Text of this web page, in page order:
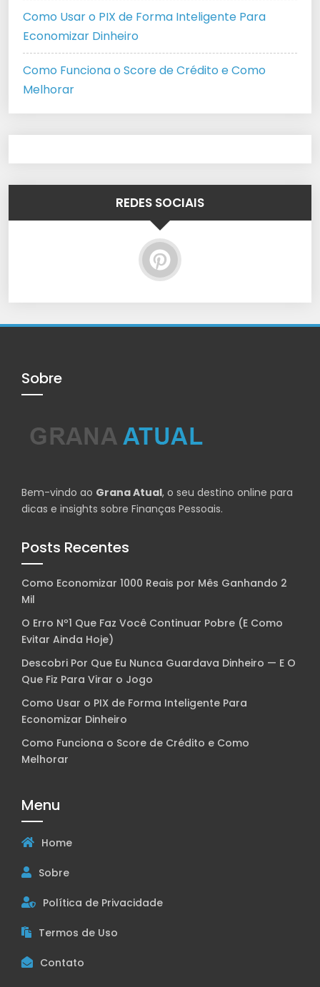
Como Usar o PIX de Forma Inteligente Para
Economizar Dinheiro
Como Funciona o Score de Crédito e Como
Melhorar
REDES SOCIAIS
Sobre
Bem-vindo ao Grana Atual, o seu destino online para
dicas e insights sobre Finanças Pessoais.
Posts Recentes
Como Economizar 1000 Reais por Mês Ganhando 2
Mil
O Erro Nº1 Que Faz Você Continuar Pobre (E Como
Evitar Ainda Hoje)
Descobri Por Que Eu Nunca Guardava Dinheiro — E O
Que Fiz Para Virar o Jogo
Como Usar o PIX de Forma Inteligente Para
Economizar Dinheiro
Como Funciona o Score de Crédito e Como
Melhorar
Menu
Home
Sobre
Política de Privacidade
Termos de Uso
Contato